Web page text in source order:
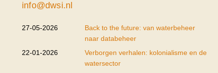
info@dwsi.nl
27-05-2026
Back to the future: van waterbeheer
naar databeheer
22-01-2026
Verborgen verhalen: kolonialisme en de
watersector